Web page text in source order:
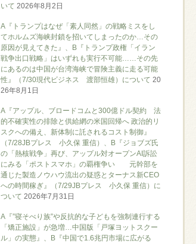
いて 2026年8月2日
A『トランプはなぜ「素人同然」の戦略ミスをし
てホルムズ海峡封鎖を招いてしまったのか…その
原因が見えてきた』、B『トランプ政権「イラン
戦争出口戦略」はいずれも実行不可能……その先
にあるのは中国が台湾海峡で冒険主義に走る可能
性』（7/30現代ビジネス 渡部恒雄）について 20
26年8月1日
A『アップル、ブロードコムと300億ドル契約 法
的不確実性の排除と供給網の米国回帰へ 政治的リ
スクへの備え、新体制に託されるコスト制御』
（7/28JBプレス 小久保 重信）、B『ジョブズ氏
の「熱核戦争」再び、アップル対オープンAI訴訟
にみる「ポストスマホ」の覇権争い 元幹部を
通じた製造ノウハウ流出の疑惑とターナス新CEO
への時間稼ぎ』（7/29JBプレス 小久保 重信）に
ついて 2026年7月31日
A『”寝そべり族”や反抗的な子どもを強制連行する
「矯正施設」が急増…中国版「戸塚ヨットスクー
ル」の実態』、B『中国で1.6兆円市場に広がる